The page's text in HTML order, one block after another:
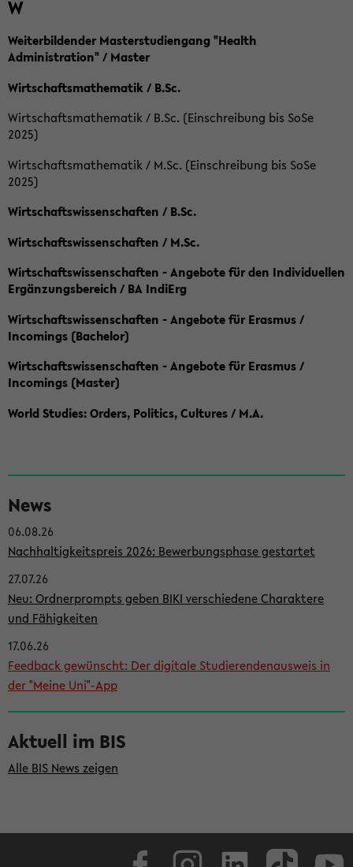
W
Weiterbildender Masterstudiengang "Health
Administration" / Master
Wirtschaftsmathematik / B.Sc.
Wirtschaftsmathematik / B.Sc. (Einschreibung bis SoSe
2025)
Wirtschaftsmathematik / M.Sc. (Einschreibung bis SoSe
2025)
Wirtschaftswissenschaften / B.Sc.
Wirtschaftswissenschaften / M.Sc.
Wirtschaftswissenschaften - Angebote für den Individuellen
Ergänzungsbereich / BA IndiErg
Wirtschaftswissenschaften - Angebote für Erasmus /
Incomings (Bachelor)
Wirtschaftswissenschaften - Angebote für Erasmus /
Incomings (Master)
World Studies: Orders, Politics, Cultures / M.A.
e
i
t
e
n
l
e
i
s
t
e
News
06.08.26
Nachhaltigkeitspreis 2026: Bewerbungsphase gestartet
27.07.26
Neu: Ordnerprompts geben BIKI verschiedene Charaktere
und Fähigkeiten
17.06.26
Feedback gewünscht: Der digitale Studierendenausweis in
der "Meine Uni"-App
Aktuell im BIS
Alle BIS News zeigen